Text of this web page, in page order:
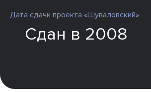
Дата сдачи проекта «Шуваловский»
Сдан в 2008